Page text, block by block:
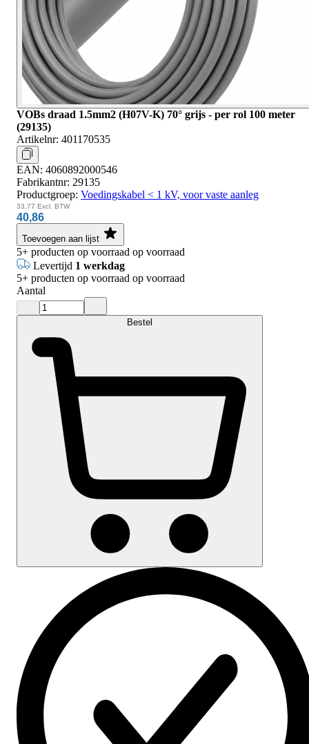
VOBs draad 1.5mm2 (H07V-K) 70° grijs - per rol 100 meter
(29135)
Artikelnr: 401170535
EAN: 4060892000546
Fabrikantnr: 29135
Productgroep: Voedingskabel < 1 kV, voor vaste aanleg
33,77 Excl. BTW
40,86
Toevoegen aan lijst
5+ producten op voorraad op voorraad
Levertijd 1 werkdag
5+ producten op voorraad op voorraad
Aantal
Bestel